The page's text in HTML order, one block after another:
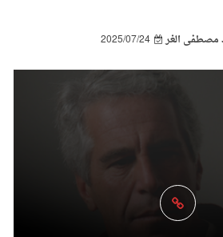
الغر 2025/07/24